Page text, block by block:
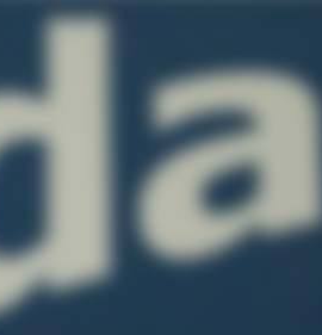
principal